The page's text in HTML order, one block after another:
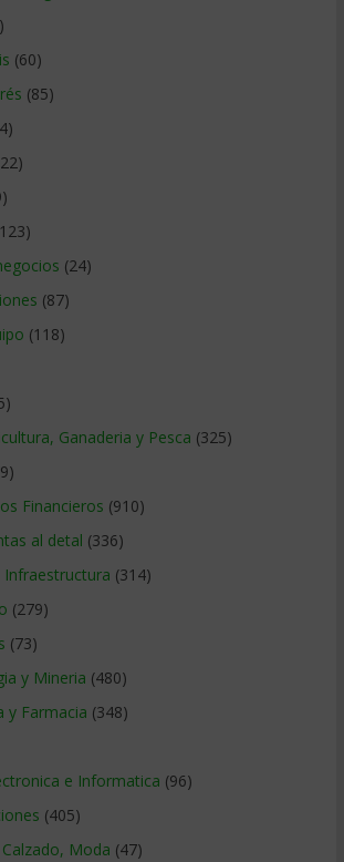
(60)
(85)
(24)
(87)
(118)
Ganaderia y Pesca (325)
Financieros (910)
al detal (336)
(314)
(279)
(73)
y Mineria (480)
y Farmacia (348)
e Informatica (96)
(405)
Moda (47)